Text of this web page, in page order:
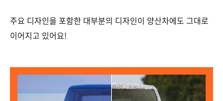
주요 디자인을 포함한 대부분의 디자인이 양산차에도 그대로
이어지고 있어요!